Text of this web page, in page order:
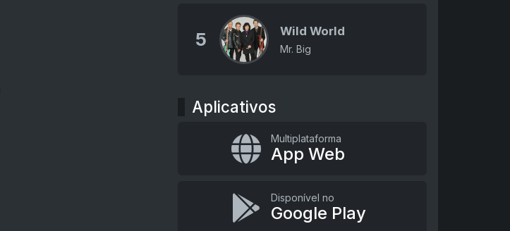
5 Wild World
Mr. Big
Aplicativos
Multiplataforma
App Web
Disponível no
Google Play